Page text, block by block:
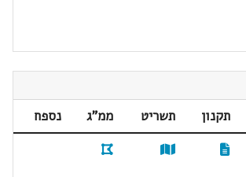
תקנון תשריט ממ"ג
נספח